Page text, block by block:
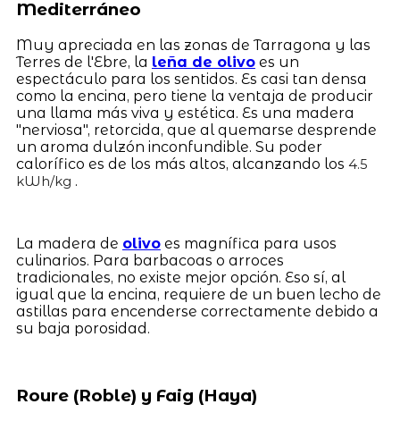
Mediterráneo
Muy apreciada en las zonas de Tarragona y las
Terres de l'Ebre, la leña de olivoes un
espectáculo para los sentidos. Es casi tan densa
como la encina, pero tiene la ventaja de producir
una llama más viva y estética. Es una madera
"nerviosa", retorcida, que al quemarse desprende
un aroma dulzón inconfundible. Su poder
calorífico es de los más altos, alcanzando los 4.5
kWh/kg .
La madera de olivoes magnífica para usos
culinarios. Para barbacoas o arroces
tradicionales, no existe mejor opción. Eso sí, al
igual que la encina, requiere de un buen lecho de
astillas para encenderse correctamente debido a
su baja porosidad.
Roure (Roble) y Faig (Haya)